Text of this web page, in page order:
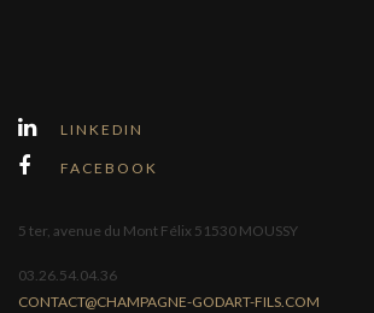
LINKEDIN
FACEBOOK
5 ter, avenue du Mont Félix 51530 MOUSSY
03.26.54.04.36
CONTACT@CHAMPAGNE-GODART-FILS.COM